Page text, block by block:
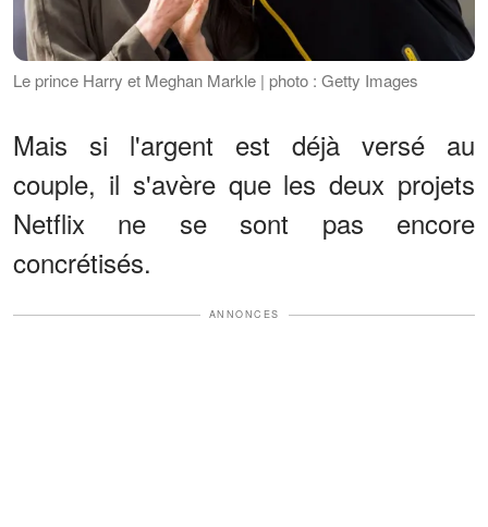
Le prince Harry et Meghan Markle | photo : Getty Images
Mais si l'argent est déjà versé au
couple, il s'avère que les deux projets
Netflix ne se sont pas encore
concrétisés.
ANNONCES